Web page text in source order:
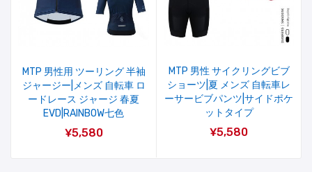
MTP 男性用 ツーリング 半袖
ジャージー|メンズ 自転車 ロ
ードレース ジャージ 春夏
EVD|RAINBOW七色
¥5,580
MTP 男性 サイクリングビブ
ショーツ|夏 メンズ 自転車レ
ーサービブパンツ|サイドポケ
ットタイプ
¥5,580